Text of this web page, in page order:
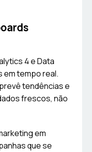
4 e Data
em tempo real.
tendências e
frescos, não
em
que se